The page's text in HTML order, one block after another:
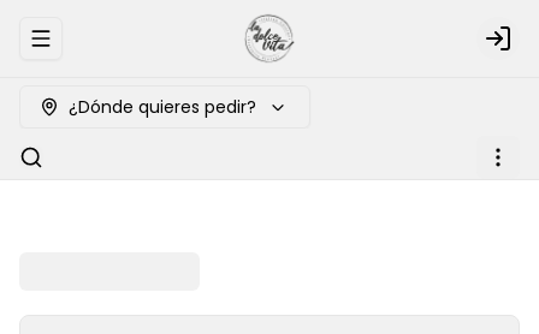
Abrir menu de navegación Login
¿Dónde quieres pedir?